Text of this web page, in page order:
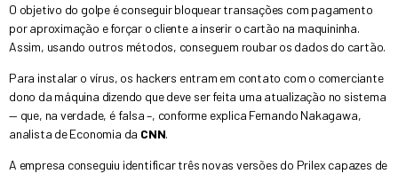
O objetivo do golpe é conseguir bloquear transações com pagamento
por aproximação e forçar o cliente a inserir o cartão na maquininha.
Assim, usando outros métodos, conseguem roubar os dados do cartão.
Para instalar o vírus, os hackers entram em contato com o comerciante
dono da máquina dizendo que deve ser feita uma atualização no sistema
— que, na verdade, é falsa –, conforme explica Fernando Nakagawa,
analista de Economia da CNN.
A empresa conseguiu identificar três novas versões do Prilex capazes de